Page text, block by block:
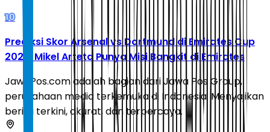
10
Prediksi Skor Arsenal vs Dortmund di Emirates Cup
2026: Mikel Arteta Punya Misi Bangkit di Emirates
JawaPos.com adalah bagian dari Jawa Pos Group,
perusahaan media terkemuka di Indonesia. Menyajikan
berita terkini, akurat, dan terpercaya.